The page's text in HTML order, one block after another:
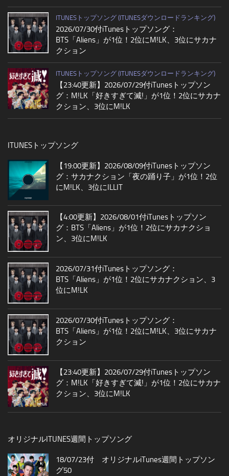
ITUNESトップソング (ITUNESダウンロードランキング)
2026/07/30付iTunesトップソング：
BTS「Aliens」が1位！2位にM!LK、3位にサカナ
クション
ITUNESトップソング (ITUNESダウンロードランキング)
【23:40更新】2026/07/29付iTunesトップソン
グ：M!LK「好きすぎて滅!」が1位！2位にサカナ
クション、3位にM!LK
ITUNESトップソング
【19:00更新】2026/08/09付iTunesトップソン
グ：サカナクション「夜の踊り子」が1位！2位
にM!LK、3位にILLIT
【4:00更新】2026/08/01付iTunesトップソン
グ：BTS「Aliens」が1位！2位にサカナクショ
ン、3位にM!LK
2026/07/31付iTunesトップソング：
BTS「Aliens」が1位！2位にサカナクション、3
位にM!LK
2026/07/30付iTunesトップソング：
BTS「Aliens」が1位！2位にM!LK、3位にサカナ
クション
【23:40更新】2026/07/29付iTunesトップソン
グ：M!LK「好きすぎて滅!」が1位！2位にサカナ
クション、3位にM!LK
オリジナルITUNES週間トップソング
18/07/23付 オリジナルiTunes週間トップソン
グ50